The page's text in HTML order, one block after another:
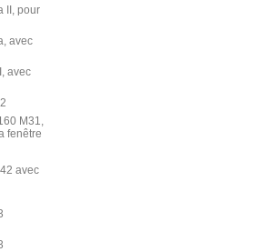
II, pour
avec
avec
M31,
fenêtre
avec